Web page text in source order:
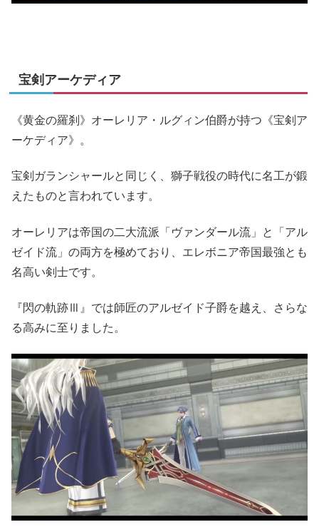
宝剣アーケディア
《黄金の羅刹》オーレリア・ルグィン伯爵が持つ《宝剣ア
ーケディア》。
宝剣ガランシャールと同じく、獅子戦役の時代に名工が鍛
えたものと言われています。
オーレリアは帝国の二大流派「ヴァンダール流」と「アル
ゼイド流」の両方を極めており、エレボニア帝国最強とも
名高い剣士です。
『閃の軌跡Ⅲ』では師匠のアルゼイド子爵を越え、さらな
る高みに至りました。